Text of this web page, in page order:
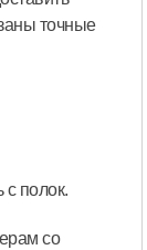
точные
полок.
со